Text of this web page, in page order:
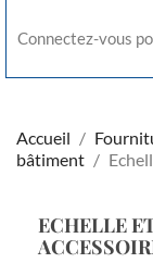
Connectez-vous
Accueil
bâtiment
ECHELLE